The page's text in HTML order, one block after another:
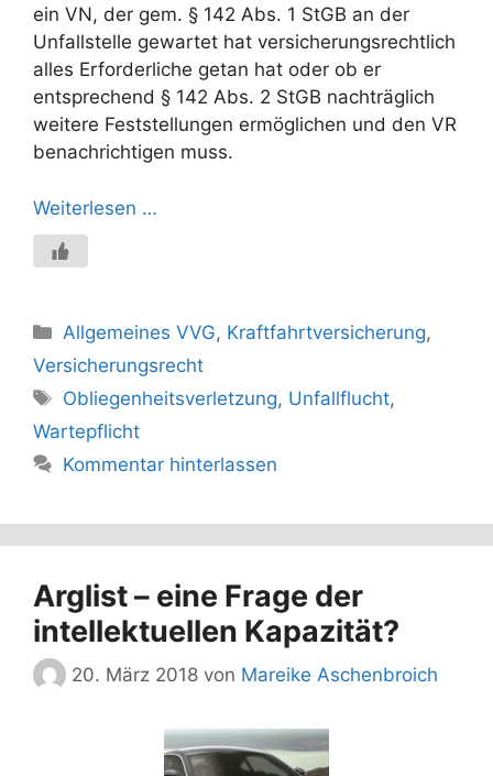
ein VN, der gem. § 142 Abs. 1 StGB an der
Unfallstelle gewartet hat versicherungsrechtlich
alles Erforderliche getan hat oder ob er
entsprechend § 142 Abs. 2 StGB nachträglich
weitere Feststellungen ermöglichen und den VR
benachrichtigen muss.
Weiterlesen …
Kategorien
Allgemeines VVG, Kraftfahrtversicherung,
Versicherungsrecht
Schlagwörter
Obliegenheitsverletzung, Unfallflucht,
Wartepflicht
Kommentar hinterlassen
Arglist – eine Frage der
intellektuellen Kapazität?
20. März 2018 von Mareike Aschenbroich